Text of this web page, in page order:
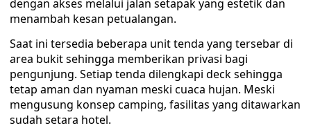
dengan akses melalui jalan setapak yang estetik dan
menambah kesan petualangan.
Saat ini tersedia beberapa unit tenda yang tersebar di
area bukit sehingga memberikan privasi bagi
pengunjung. Setiap tenda dilengkapi deck sehingga
tetap aman dan nyaman meski cuaca hujan. Meski
mengusung konsep camping, fasilitas yang ditawarkan
sudah setara hotel.